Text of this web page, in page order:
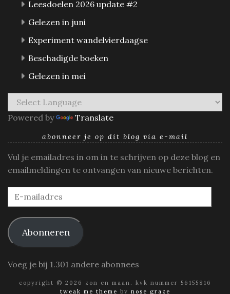
Leesdoelen 2026 update #2
Gelezen in juni
Experiment wandelvierdaagse
Beschadigde boeken
Gelezen in mei
Powered by Translate
abonneer je op dit blog via e-mail
Vul je emailadres in om in te schrijven op deze blog en
emailmeldingen te ontvangen van nieuwe berichten.
E-
mailadres
Abonneren
Voeg je bij 1.301 andere abonnees
copyright © 2026 zon en maan. kvk nummer 56155816
tweak me theme by nose graze